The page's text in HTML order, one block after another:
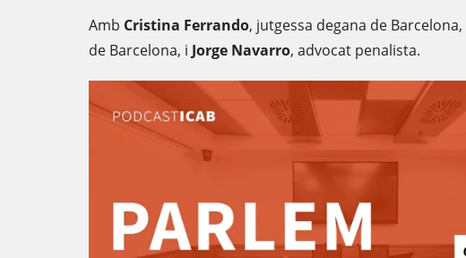
Amb Cristina Ferrando, jutgessa degana de Barcelona,
de Barcelona, i Jorge Navarro, advocat penalista.